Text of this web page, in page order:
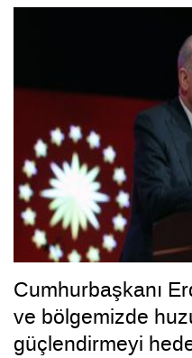
Cumhurbaşkanı
ve bölgemizde
güçlendirmeyi